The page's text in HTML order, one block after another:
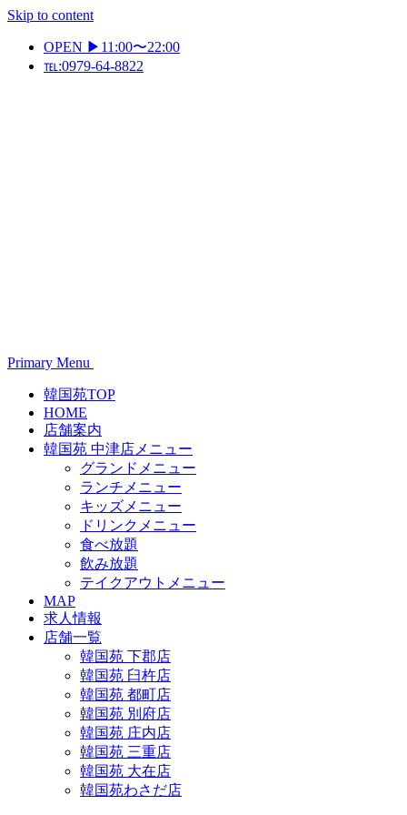
Skip to content
OPEN ▶11:00〜22:00
℡:0979-64-8822
Primary Menu
韓国苑TOP
HOME
店舗案内
韓国苑 中津店メニュー
グランドメニュー
ランチメニュー
キッズメニュー
ドリンクメニュー
食べ放題
飲み放題
テイクアウトメニュー
MAP
求人情報
店舗一覧
韓国苑 下郡店
韓国苑 臼杵店
韓国苑 都町店
韓国苑 別府店
韓国苑 庄内店
韓国苑 三重店
韓国苑 大在店
韓国苑わさだ店